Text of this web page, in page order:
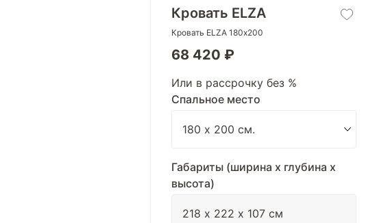
Кровать ELZA
Кровать ELZA 180х200
68 420 ₽
Или в рассрочку без %
Спальное место
Габариты (ширина х глубина х
высота)